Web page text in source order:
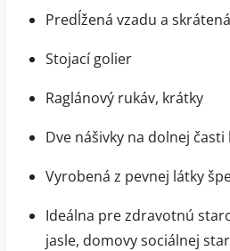
Predĺžená vzadu a
Stojací golier
Raglánový rukáv, krátky
Dve nášivky na dolnej
Vyrobená z pevnej látky
Ideálna pre zdravotnú
jasle, domovy sociálnej